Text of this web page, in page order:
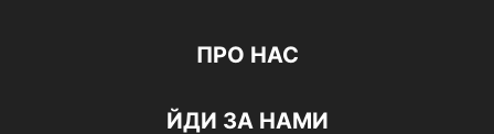
ПРО НАС
ЙДИ ЗА НАМИ